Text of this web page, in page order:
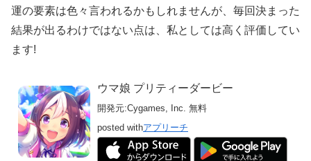
運の要素は色々言われるかもしれませんが、毎回決まった
結果が出るわけではない点は、私としては高く評価してい
ます!
ウマ娘 プリティーダービー
開発元:Cygames, Inc. 無料
posted withアプリーチ